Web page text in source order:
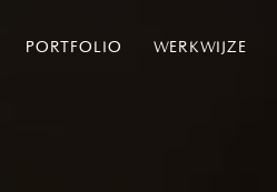
PORTFOLIO WERKWIJZE